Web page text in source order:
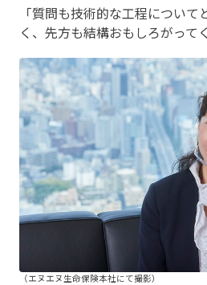
「質問も技術的な工程につい
く、先方も結構おもしろがって
（エヌエヌ生命保険本社にて撮影）